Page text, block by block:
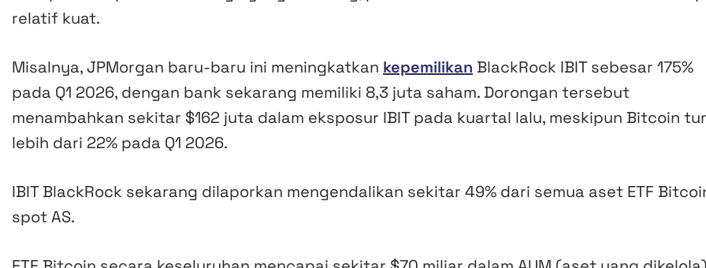
relatif kuat.
Misalnya, JPMorgan baru-baru ini meningkatkan kepemilikan BlackRock IBIT sebesar 175%
pada Q1 2026, dengan bank sekarang memiliki 8,3 juta saham. Dorongan tersebut
menambahkan sekitar $162 juta dalam eksposur IBIT pada kuartal lalu, meskipun Bitcoin
lebih dari 22% pada Q1 2026.
IBIT BlackRock sekarang dilaporkan mengendalikan sekitar 49% dari semua aset ETF
spot AS.